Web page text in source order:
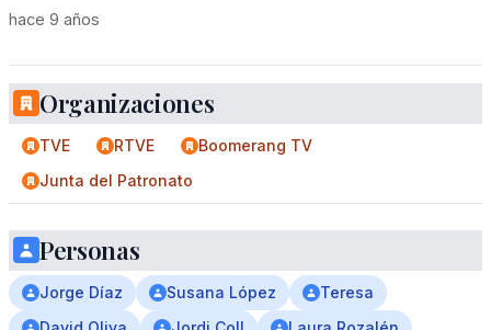
hace 9 años
Organizaciones
TVE RTVE
Boomerang TV
Junta del Patronato
Personas
Jorge Díaz Susana López
Teresa